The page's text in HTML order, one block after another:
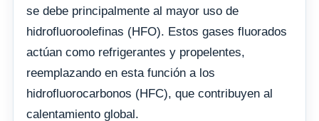
se debe principalmente al mayor uso de
hidrofluoroolefinas (HFO). Estos gases fluorados
actúan como refrigerantes y propelentes,
reemplazando en esta función a los
hidrofluorocarbonos (HFC), que contribuyen al
calentamiento global.